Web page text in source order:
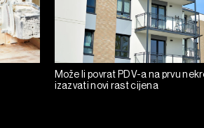
Može li povrat PDV-a na prvu
izazvati novi rast cijena